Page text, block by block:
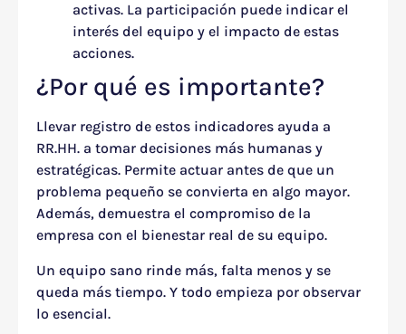
activas. La participación puede indicar el
interés del equipo y el impacto de estas
acciones.
¿Por qué es importante?
Llevar registro de estos indicadores ayuda a
RR.HH. a tomar decisiones más humanas y
estratégicas. Permite actuar antes de que un
problema pequeño se convierta en algo mayor.
Además, demuestra el compromiso de la
empresa con el bienestar real de su equipo.
Un equipo sano rinde más, falta menos y se
queda más tiempo. Y todo empieza por observar
lo esencial.